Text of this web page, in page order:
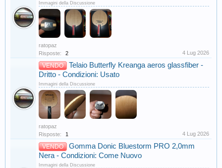
Immagini della Discussione
ratopaz
Risposte:
2 4 Lug 2026
VENDO
Telaio Butterfly Kreanga aeros glassfiber -
Dritto - Condizioni: Usato
Immagini della Discussione
ratopaz
Risposte:
1 4 Lug 2026
VENDO
Gomma Donic Bluestorm PRO 2,0mm
Nera - Condizioni: Come Nuovo
Immagini della Discussione